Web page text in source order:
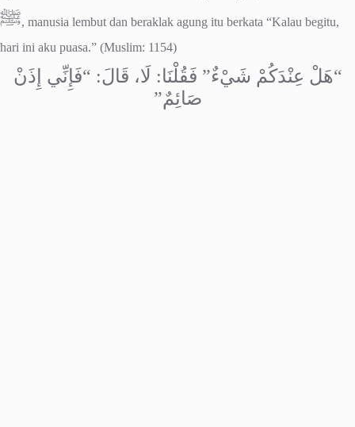
ﷺ, manusia lembut dan beraklak agung itu berkata “Kalau begitu,
hari ini aku puasa.” (Muslim: 1154)
“هَلْ عِنْدَكُمْ شَيْءٌ” فَقُلْنَا: لَا، قَالَ: “فَإِنِّي إِذَنْ
صَائِمٌ”